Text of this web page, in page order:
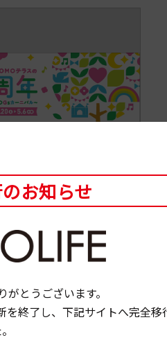
伏見桃山町「MOMOテラ
！ちきゅう(9)にやさし
カーニバル〜」を開
お知らせ
とうございます。
を終了し、下記サイトへ完全移